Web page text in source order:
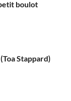
boulot
Stappard)